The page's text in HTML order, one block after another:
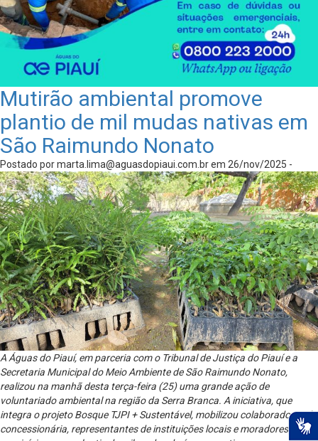
Mutirão ambiental promove
plantio de mil mudas nativas em
São Raimundo Nonato
Postado pormarta.lima@aguasdopiaui.com.brem 26/nov/2025 -
A Águas do Piauí, em parceria com o Tribunal de Justiça do Piauí e a
Secretaria Municipal do Meio Ambiente de São Raimundo Nonato,
realizou na manhã desta terça-feira (25) uma grande ação de
voluntariado ambiental na região da Serra Branca. A iniciativa, que
integra o projeto Bosque TJPI + Sustentável, mobilizou colaboradores da
concessionária, representantes de instituições locais e moradores do